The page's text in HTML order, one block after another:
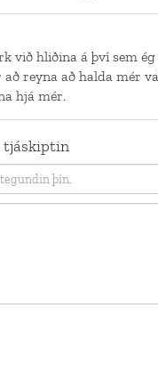
við hliðina á því sem
reyna að halda mér
hjá mér.
tjáskiptin